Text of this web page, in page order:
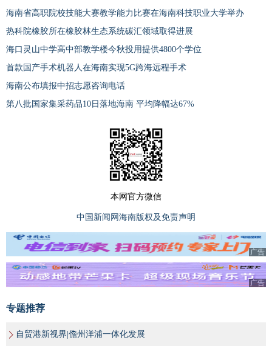
海南省高职院校技能大赛教学能力比赛在海南科技职业大学举办
热科院橡胶所在橡胶林生态系统碳汇领域取得进展
海口灵山中学高中部教学楼今秋投用提供4800个学位
首款国产手术机器人在海南实现5G跨海远程手术
海南公布填报中招志愿咨询电话
第八批国家集采药品10日落地海南 平均降幅达67%
本网官方微信
中国新闻网海南版权及免责声明
广告
广告
专题推荐
自贸港新视界|儋州洋浦一体化发展